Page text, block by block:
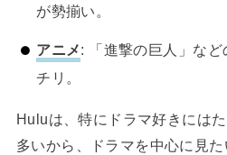
が勢揃い。
アニメ: 「進撃の巨人」な
チリ。
Huluは、特にドラマ好きには
多いから、ドラマを中心に見